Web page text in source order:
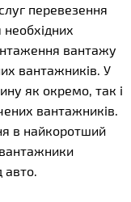
перевезення
вантажу
вантажників. У
як окремо, так і
вантажників.
в найкоротший